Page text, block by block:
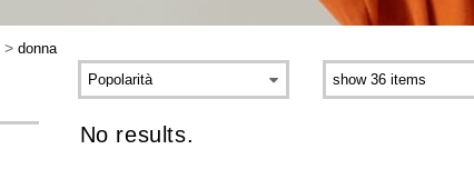
> donna
No results.